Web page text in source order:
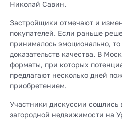
Николай Савин.
Застройщики отмечают и
покупателей. Если раньше
принималось эмоционально,
доказательств качества. В
форматы, при которых
предлагают несколько дней
приобретением.
Участники дискуссии
загородной недвижимости на